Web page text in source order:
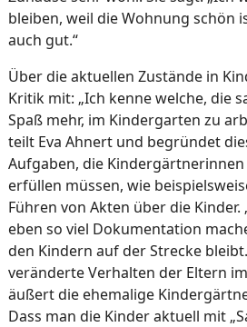
bleiben, weil die Wohnung schön
auch gut.“
Über die aktuellen Zustände in
Kritik mit: „Ich kenne welche, die
Spaß mehr, im Kindergarten zu
teilt Eva Ahnert und begründet
Aufgaben, die
erfüllen müssen, wie
Führen von Akten über die Kinder.
eben so viel Dokumentation
den Kindern auf der Strecke
veränderte Verhalten der Eltern
äußert die ehemalige
Dass man die Kinder aktuell mit